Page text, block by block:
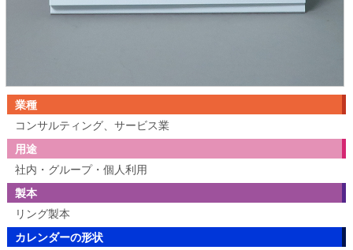
業種
コンサルティング、サービス業
用途
社内・グループ・個人利用
製本
リング製本
カレンダーの形状